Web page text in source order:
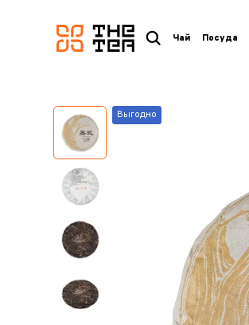
логотип
Чай Посуда
Выгодно